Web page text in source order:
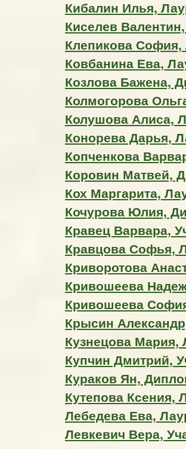
Кибалин Илья,
Киселев
Клепикова София,
Ковбанина Ева,
Козлова Бажена,
Колмогорова
Колушова Алиса,
Конорева Дарья,
Копченкова
Коровин Матвей,
Кох Маргарита,
Кочурова Юлия,
Кравец Варвара,
Кравцова Софья,
Криворотова
Кривошеева
Кривошеева
Крысин
Кузнецова Мария,
Купчин Дмитрий,
Кураков Ян,
Кутепова Ксения,
Лебедева Ева,
Левкевич Вера,